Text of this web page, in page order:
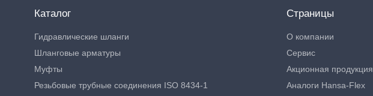
Каталог
Гидравлические шланги
Шланговые арматуры
Муфты
Резьбовые трубные соединения ISO 8434-1
Страницы
О компании
Сервис
Акционная продукция
Аналоги Hansa-Flex